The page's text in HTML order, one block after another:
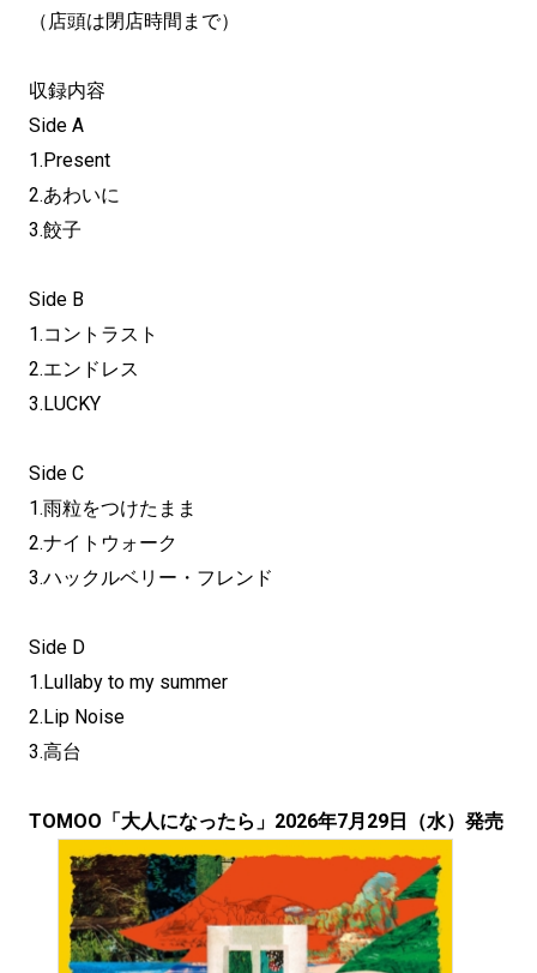
（店頭は閉店時間まで）
収録内容
Side A
1.Present
2.あわいに
3.餃子
Side B
1.コントラスト
2.エンドレス
3.LUCKY
Side C
1.雨粒をつけたまま
2.ナイトウォーク
3.ハックルベリー・フレンド
Side D
1.Lullaby to my summer
2.Lip Noise
3.高台
TOMOO「大人になったら」2026年7月29日（水）発売